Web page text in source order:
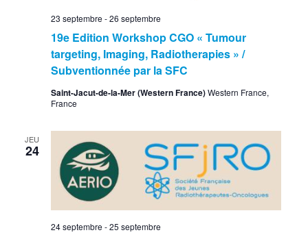
19e Edition Workshop CGO « Tumour
targeting, Imaging, Radiotherapies » /
Subventionnée par la SFC
23 septembre -26 septembre
Saint-Jacut-de-la-Mer (Western France)Western France,
France
JEU
24
24 septembre -25 septembre